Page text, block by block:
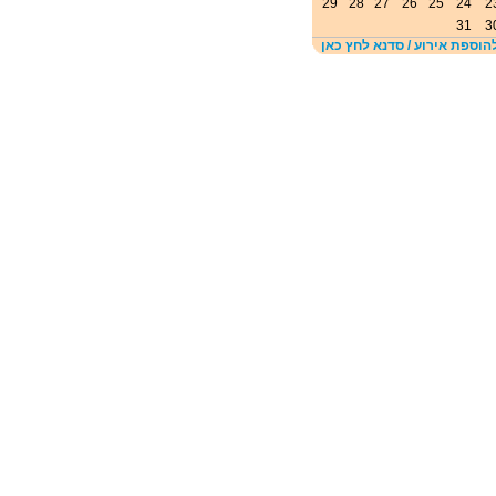
24
25
26
27
28
29
31
אירוע / סדנא לחץ כאן